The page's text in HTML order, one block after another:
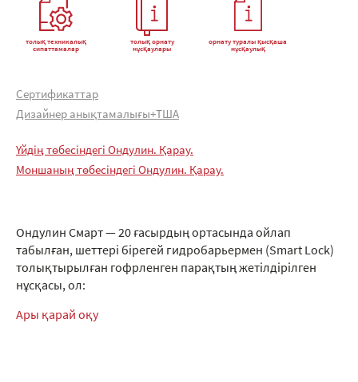
толық техникалық
сипаттамалар
толық орнату
нұсқаулары
орнату туралы қысқаша
нұсқаулық
Сертификаттар
Дизайнер анықтамалығы+ТША
Үйдің төбесіндегі Ондулин. Қарау.
Моншаның төбесіндегі Ондулин. Қарау.
Ондулин Смарт — 20 ғасырдың ортасында ойлап
табылған, шеттері бірегей гидробарьермен (Smart Lock)
толықтырылған гофрленген парақтың жетілдірілген
нұсқасы, ол:
Ары қарай оқу